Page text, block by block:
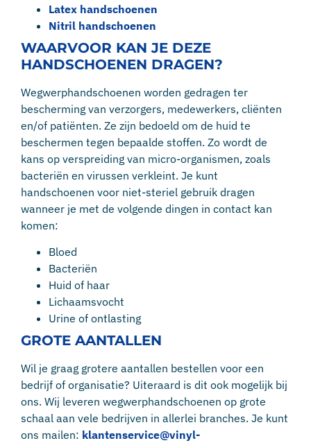
Latex handschoenen
Nitril handschoenen
WAARVOOR KAN JE DEZE
HANDSCHOENEN DRAGEN?
Wegwerphandschoenen worden gedragen ter
bescherming van verzorgers, medewerkers, cliënten
en/of patiënten. Ze zijn bedoeld om de huid te
beschermen tegen bepaalde stoffen. Zo wordt de
kans op verspreiding van micro-organismen, zoals
bacteriën en virussen verkleint. Je kunt
handschoenen voor niet-steriel gebruik dragen
wanneer je met de volgende dingen in contact kan
komen:
Bloed
Bacteriën
Huid of haar
Lichaamsvocht
Urine of ontlasting
GROTE AANTALLEN
Wil je graag grotere aantallen bestellen voor een
bedrijf of organisatie? Uiteraard is dit ook mogelijk bij
ons. Wij leveren wegwerphandschoenen op grote
schaal aan vele bedrijven in allerlei branches. Je kunt
ons mailen: klantenservice@vinyl-